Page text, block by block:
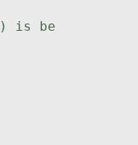
is be